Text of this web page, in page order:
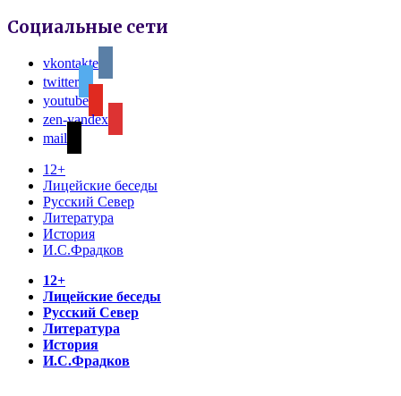
Социальные сети
vkontakte
twitter
youtube
zen-yandex
mail
12+
Лицейские беседы
Русский Север
Литература
История
И.С.Фрадков
12+
Лицейские беседы
Русский Север
Литература
История
И.С.Фрадков